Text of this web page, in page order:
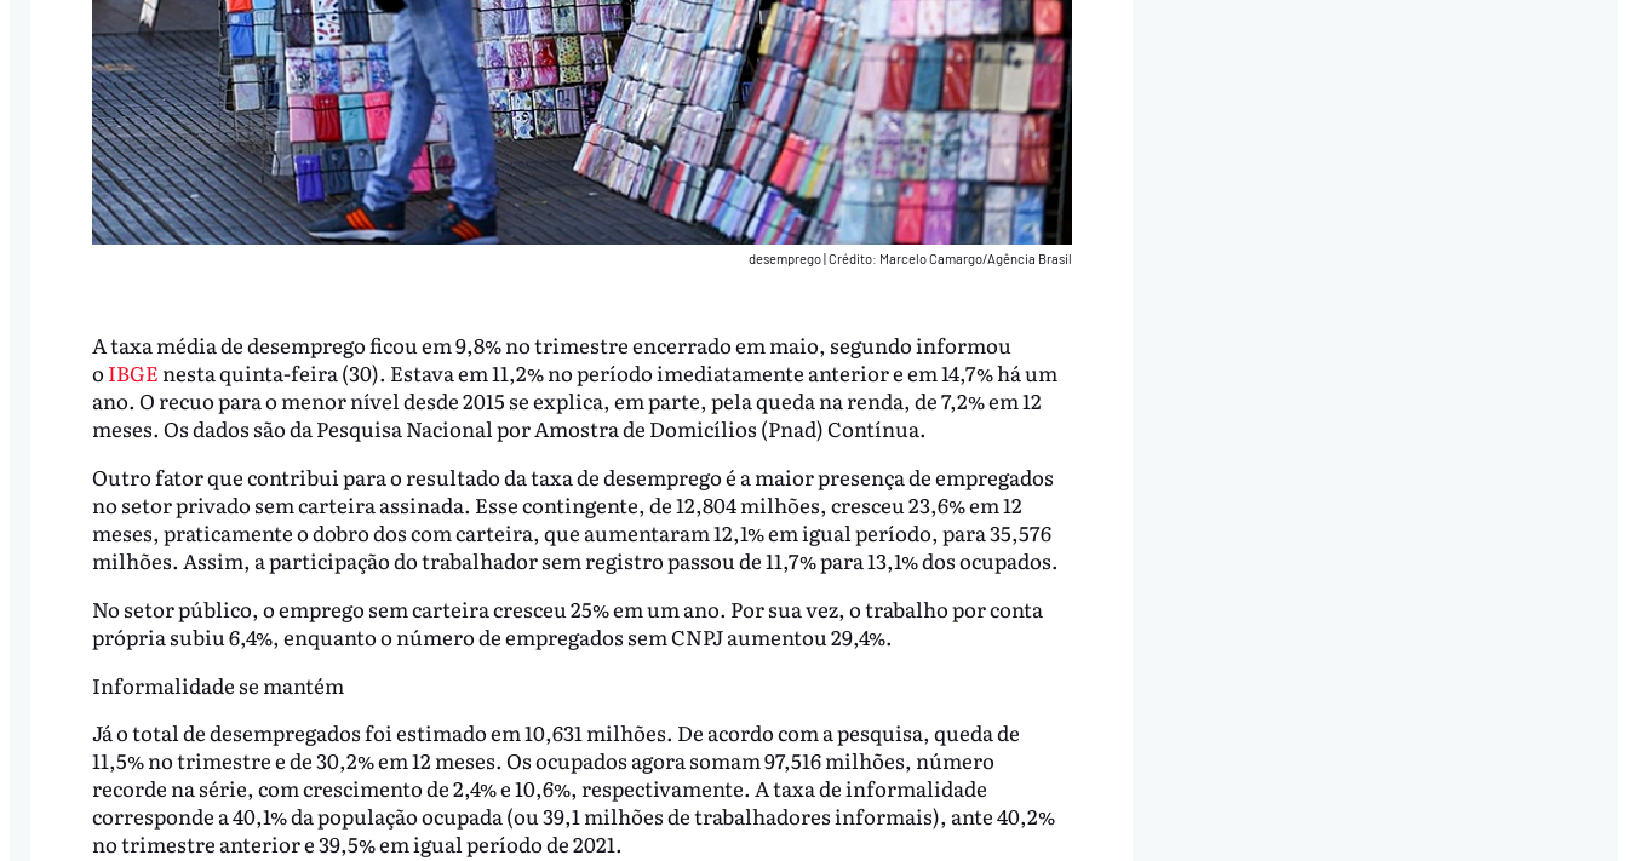
desemprego Crédito: Marcelo Camargo/Agência Brasil
A taxa média de desemprego ficou em 9,8% no trimestre encerrado em maio, segundo informou
o IBGE nesta quinta-feira (30). Estava em 11,2% no período imediatamente anterior e em 14,7% há um
ano. O recuo para o menor nível desde 2015 se explica, em parte, pela queda na renda, de 7,2% em 12
meses. Os dados são da Pesquisa Nacional por Amostra de Domicílios (Pnad) Contínua.
Outro fator que contribui para o resultado da taxa de desemprego é a maior presença de empregados
no setor privado sem carteira assinada. Esse contingente, de 12,804 milhões, cresceu 23,6% em 12
meses, praticamente o dobro dos com carteira, que aumentaram 12,1% em igual período, para 35,576
milhões. Assim, a participação do trabalhador sem registro passou de 11,7% para 13,1% dos ocupados.
No setor público, o emprego sem carteira cresceu 25% em um ano. Por sua vez, o trabalho por conta
própria subiu 6,4%, enquanto o número de empregados sem CNPJ aumentou 29,4%.
Informalidade se mantém
Já o total de desempregados foi estimado em 10,631 milhões. De acordo com a pesquisa, queda de
11,5% no trimestre e de 30,2% em 12 meses. Os ocupados agora somam 97,516 milhões, número
recorde na série, com crescimento de 2,4% e 10,6%, respectivamente. A taxa de informalidade
corresponde a 40,1% da população ocupada (ou 39,1 milhões de trabalhadores informais), ante 40,2%
no trimestre anterior e 39,5% em igual período de 2021.